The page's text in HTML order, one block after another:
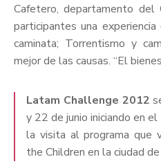
Cafetero, departamento del
participantes una
caminata; Torrentismo y
mejor de las causas. “El
Latam Challenge 2012
y 22 de junio iniciando en
la visita al programa que
the Children en la ciudad de